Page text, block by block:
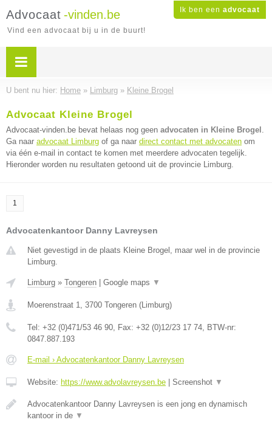
Ik ben een advocaat
Advocaat -vinden.be
Vind een advocaat bij u in de buurt!
U bent nu hier: Home » Limburg » Kleine Brogel
Advocaat Kleine Brogel
Advocaat-vinden.be bevat helaas nog geen advocaten in Kleine Brogel .
Ga naar advocaat Limburg of ga naar direct contact met advocaten om
via één e-mail in contact te komen met meerdere advocaten tegelijk.
Hieronder worden nu resultaten getoond uit de provincie Limburg.
1
Advocatenkantoor Danny Lavreysen
Niet gevestigd in de plaats Kleine Brogel, maar wel in de provincie
Limburg.
Limburg » Tongeren Google maps ▼
Moerenstraat 1, 3700 Tongeren (Limburg)
Tel: +32 (0)471/53 46 90, Fax: +32 (0)12/23 17 74, BTW-nr:
0847.887.193
E-mail › Advocatenkantoor Danny Lavreysen
Website: https://www.advolavreysen.be Screenshot ▼
Advocatenkantoor Danny Lavreysen is een jong en dynamisch
kantoor in de ▼